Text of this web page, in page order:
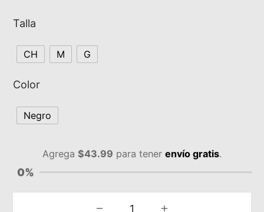
Talla
CH M G
Color
Negro
Agrega $43.99 para tener envío gratis.
0%